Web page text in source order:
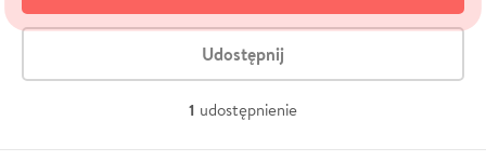
Udostępnij
1 udostępnienie